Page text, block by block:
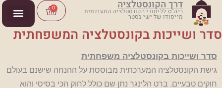
דילוג
לתוכן
דרך הקונסטלציה
ביה"ס ללימודי הקונסטלציה המערכתית
מייסודו של ישי גסטר
0
Cart
סדר ושייכות בקונסטלציה המשפחתית
סדר ושייכות בקונסטלציה משפחתית
גישת הקונסטלציה המערכתית מבוססת על ההנחה שישנם בעולם
חוקים טבעיים. ברט הלינגר נתן שם כולל לחוק הכי בסיסי והוא